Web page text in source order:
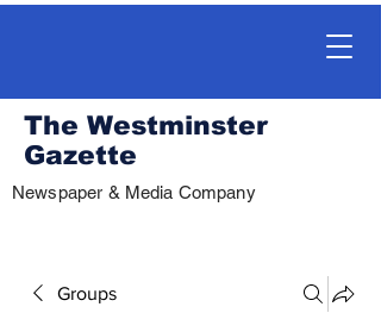
The Westminster
Gazette
Newspaper & Media Company
Groups